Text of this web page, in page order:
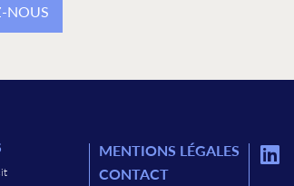
NOUS
MENTIONS LÉGALES
CONTACT